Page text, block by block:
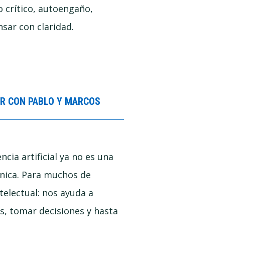
crítico, autoengaño,
con claridad.
CON PABLO Y MARCOS
artificial ya no es una
Para muchos de
nos ayuda a
tomar decisiones y hasta